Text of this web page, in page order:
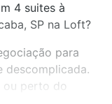
4 suites à
SP na Loft?
para
descomplicada.
ou perto do